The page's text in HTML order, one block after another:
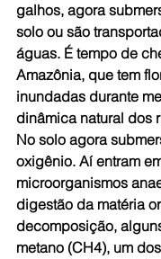
galhos, agora
solo ou são
águas. É tempo de
Amazônia, que tem
inundadas durante
dinâmica natural dos
No solo agora
oxigênio. Aí entram
microorganismos
digestão da matéria
decomposição,
metano (CH4), um